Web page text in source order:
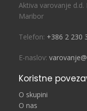
Aktiva varovanje d.d.
Maribor
Telefon: +386 2 230
E-naslov:
Koristne
O skupini
O nas